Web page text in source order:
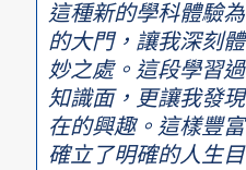
這種新的學科體驗
的大門，讓我深刻
妙之處。這段學習
知識面，更讓我發
在的興趣。這樣豐
確立了明確的人生